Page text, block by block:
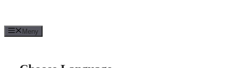
Meny